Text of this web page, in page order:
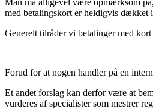
med betalingskort er heldigvis
Generelt tilråder vi betalinger med
Forud for at nogen handler på en
Et andet forslag kan derfor være at
vurderes af specialister som mestrer